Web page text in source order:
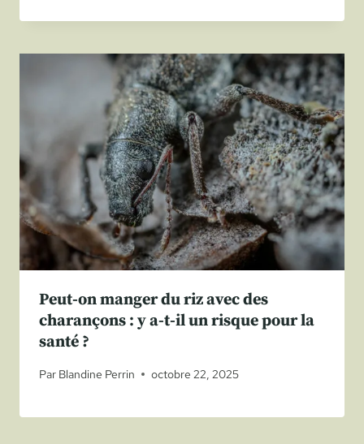
Peut-on manger du riz avec des
charançons : y a-t-il un risque pour la
santé ?
Par Blandine Perrin octobre 22, 2025